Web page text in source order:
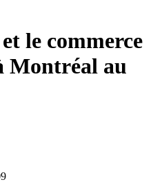
le commerce
Montréal au